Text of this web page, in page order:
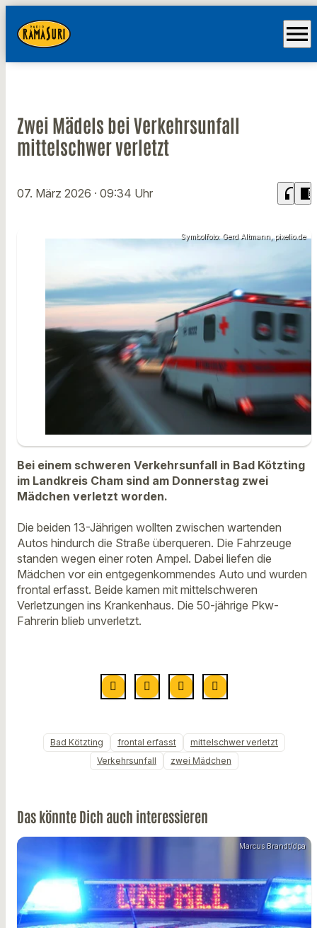
menu
Zwei Mädels bei Verkehrsunfall
mittelschwer verletzt
07. März 2026 · 09:34 Uhr headphones chrome_reader_mode
Symbolfoto: Gerd Altmann, pixelio.de
Bei einem schweren Verkehrsunfall in Bad Kötzting
im Landkreis Cham sind am Donnerstag zwei
Mädchen verletzt worden.
Die beiden 13-Jährigen wollten zwischen wartenden
Autos hindurch die Straße überqueren. Die Fahrzeuge
standen wegen einer roten Ampel. Dabei liefen die
Mädchen vor ein entgegenkommendes Auto und wurden
frontal erfasst. Beide kamen mit mittelschweren
Verletzungen ins Krankenhaus. Die 50-jährige Pkw-
Fahrerin blieb unverletzt.
Bad Kötzting frontal erfasst
mittelschwer verletzt
Verkehrsunfall
zwei Mädchen
Das könnte Dich auch interessieren
Marcus Brandt/dpa